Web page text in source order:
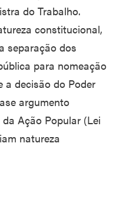
do Trabalho.
constitucional,
separação dos
para nomeação
a decisão do Poder
argumento
Ação Popular (Lei
natureza